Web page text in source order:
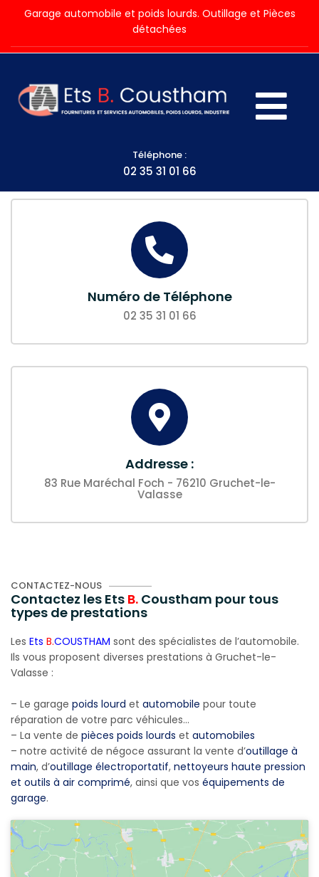
Garage automobile et poids lourds. Outillage et Pièces
détachées
Téléphone :
02 35 31 01 66
Numéro de Téléphone
02 35 31 01 66
Addresse :
83 Rue Maréchal Foch - 76210 Gruchet-le-
Valasse
CONTACTEZ-NOUS
Contactez les Ets B. Coustham pour tous
types de prestations
Les Ets B.COUSTHAM sont des spécialistes de l’automobile.
Ils vous proposent diverses prestations à Gruchet-le-
Valasse :
– Le garage poids lourd et automobile pour toute
réparation de votre parc véhicules…
– La vente de pièces poids lourds et automobiles
– notre activité de négoce assurant la vente d’outillage à
main, d’outillage électroportatif, nettoyeurs haute pression
et outils à air comprimé, ainsi que vos équipements de
garage.